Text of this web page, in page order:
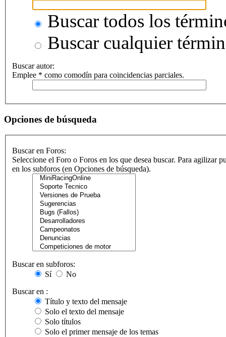
Buscar todos los
Buscar cualquier
Buscar autor:
Emplee * como comodín para coincidencias parciales.
Opciones de búsqueda
Buscar en Foros:
Seleccione el Foro o Foros en los que desea buscar. Para agilizar
en los subforos (en Opciones de búsqueda).
Buscar en subforos:
Sí
No
Buscar en :
Título y texto del mensaje
Solo el texto del mensaje
Solo títulos
Solo el primer mensaje de los temas